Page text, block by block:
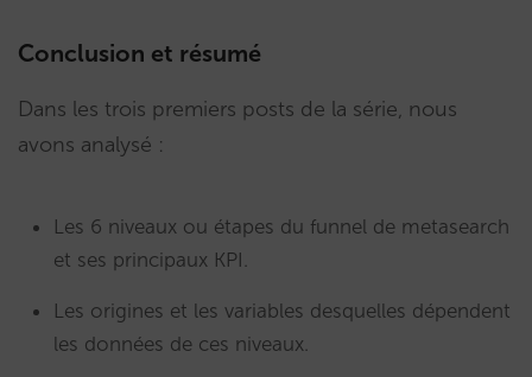
Conclusion et résumé
Dans les trois premiers posts de la série, nous
avons analysé :
Les 6 niveaux ou étapes du funnel de metasearch
et ses principaux KPI.
Les origines et les variables desquelles dépendent
les données de ces niveaux.